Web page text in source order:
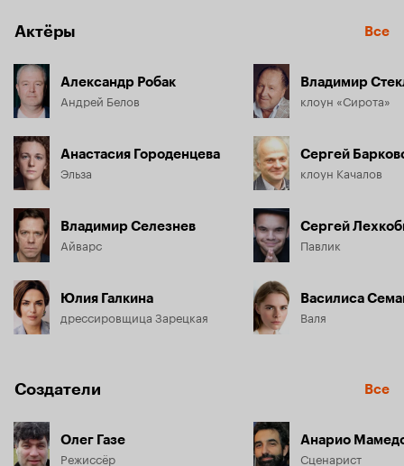
невозможно – у Эльзы подозрение на перелом
позвоночника. Вскоре в городок входят немцы. Эльза –
еврейка, и теперь главная цель Белова – любой ценой
уберечь ее от смертельной опасности. А еще – спасти
свою труппу и найти загадочную девочку, так похожую на
их погибшую дочку.
Актёры Все
Александр Робак
Андрей Белов
Анастасия Городенцева
Эльза
Владимир Селезнев
Айварс
Юлия Галкина
дрессировщица Зарецкая
Владимир
клоун «Сирота»
Сергей
клоун Качалов
Сергей
Павлик
Василиса
Валя
Создатели Все
Олег Газе
Режиссёр
Анарио
Сценарист